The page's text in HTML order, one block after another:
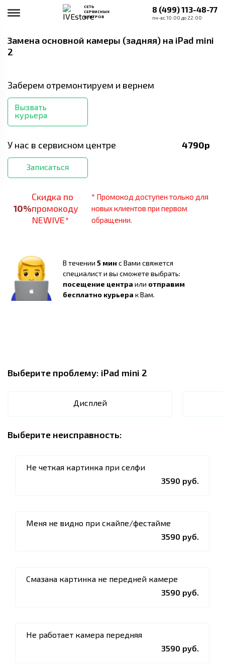
СЕТЬ
СЕРВИСНЫХ
ЦЕНТРОВ
8 (499) 113-48-77
пн-вс 10:00 до 22:00
Замена основной камеры (задняя) на iPad mini
2
Заберем отремонтируем и вернем
Вызвать
курьера
У нас в сервисном центре 4790р
Записаться
10%
Скидка по
промокоду
NEWIVE*
* Промокод доступен только для
новых клиентов при первом
обращении.
В течении 5 мин с Вами свяжется
специалист и вы сможете выбрать:
посещение центра или отправим
бесплатно курьера к Вам.
Выберите проблему: iPad mini 2
Дисплей
Выберите неисправность:
Не четкая картинка при селфи
3590 руб.
Меня не видно при скайпе/фестайме
3590 руб.
Смазана картинка не передней камере
3590 руб.
Не работает камера передняя
3590 руб.